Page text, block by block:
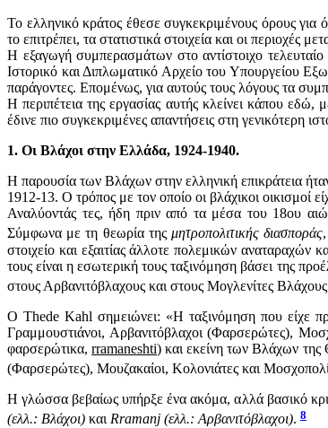
Το ελληνικό κράτος έθεσε συγκεκριμένους όρους για
το επιτρέπει, τα στατιστικά στοιχεία και οι περιοχές
Η εξαγωγή συμπερασμάτων στο αντίστοιχο
Ιστορικό και Διπλωματικό Αρχείο του Υπουργείου
παράγοντες. Επομένως, για αυτούς τους λόγους τα
Η περιπέτεια της εργασίας αυτής κλείνει κάπου
έδινε πιο συγκεκριμένες απαντήσεις στη
1. Οι Βλάχοι στην Ελλάδα, 1924-1940.
Η παρουσία των Βλάχων στην ελληνική επικράτεια
1912-13. Ο τρόπος με τον οποίο οι βλάχικοι οικισμοί
Αναλύοντάς τες, ήδη πριν από τα μέσα του 18ου
Σύμφωνα με τη θεωρία τηςμητροπολιτικής διασποράς
στοιχείο και εξαιτίας άλλοτε πολεμικών
τους είναι η εσωτερική τους ταξινόμηση βάσει της
στους Αρβανιτόβλαχους και στους Μογλενίτες
Ο Thede Kahl σημειώνει: «Η ταξινόμηση που είχε
Γραμμουστιάνοι, Αρβανιτόβλαχοι (Φαρσερώτες),
φαρσερώτικα,rramaneshti) και εκείνη των Βλάχων της
(Φαρσερώτες), Μουζακαίοι, Κολονιάτες και
Η γλώσσα βεβαίως υπήρξε ένα ακόμα, αλλά βασικό
(ελλ.: Βλάχοι) καιRramanj (ελλ.: Αρβανιτόβλαχοι). 8